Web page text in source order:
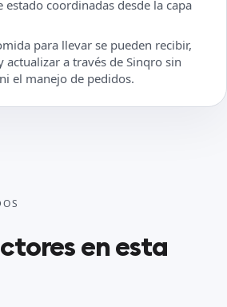
estado coordinadas desde la capa
para llevar se pueden recibir,
actualizar a través de Sinqro sin
el manejo de pedidos.
en esta